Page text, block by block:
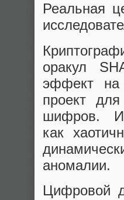
Реальная
оракул
эффект на
проект
шифров.
как
аномалии.
Цифровой